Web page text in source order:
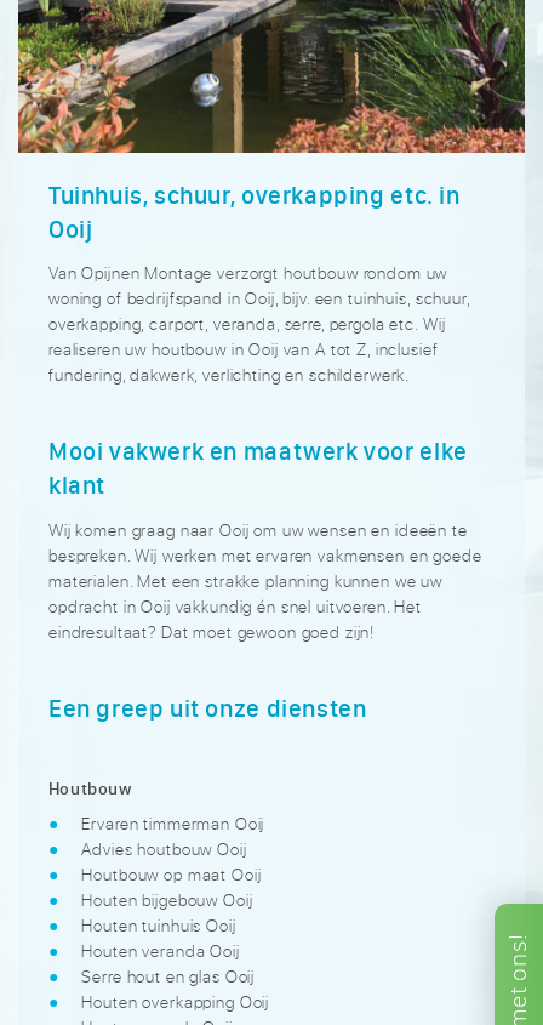
met
ons!
Tuinhuis, schuur, overkapping etc. in
Ooij
Van Opijnen Montage verzorgt houtbouw rondom uw
woning of bedrijfspand in Ooij, bijv. een tuinhuis, schuur,
overkapping, carport, veranda, serre, pergola etc. Wij
realiseren uw houtbouw in Ooij van A tot Z, inclusief
fundering, dakwerk, verlichting en schilderwerk.
Mooi vakwerk en maatwerk voor elke
klant
Wij komen graag naar Ooij om uw wensen en ideeën te
bespreken. Wij werken met ervaren vakmensen en goede
materialen. Met een strakke planning kunnen we uw
opdracht in Ooij vakkundig én snel uitvoeren. Het
eindresultaat? Dat moet gewoon goed zijn!
Een greep uit onze diensten
Houtbouw
Ervaren timmerman Ooij
Advies houtbouw Ooij
Houtbouw op maat Ooij
Houten bijgebouw Ooij
Houten tuinhuis Ooij
Houten veranda Ooij
Serre hout en glas Ooij
Houten overkapping Ooij